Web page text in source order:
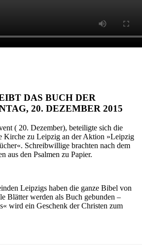
DAS BUCH DER
20. DEZEMBER 2015
( 20. Dezember), beteiligte sich die
Kirche zu Leipzig an der Aktion »Leipzig
Schreibwillige brachten nach dem
aus den Psalmen zu Papier.
Leipzigs haben die ganze Bibel von
Blätter werden als Buch gebunden –
wird ein Geschenk der Christen zum